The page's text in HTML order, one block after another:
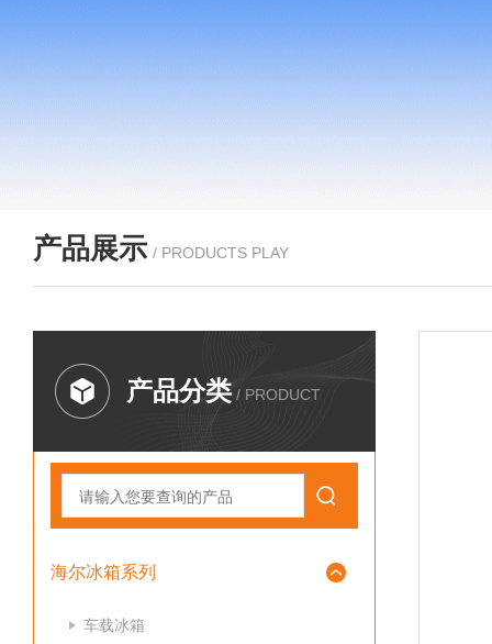
产品展示 / PRODUCTS PLAY
产品分类 / PRODUCT
海尔冰箱系列
车载冰箱